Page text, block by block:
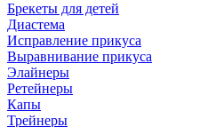
Брекеты для детей
Диастема
Исправление прикуса
Выравнивание прикуса
Элайнеры
Ретейнеры
Капы
Трейнеры